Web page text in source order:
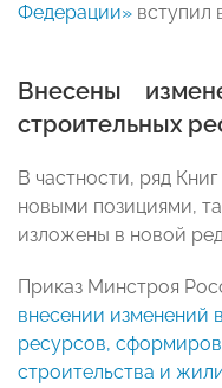
Федерации» вступил
Внесены
строительных
В частности, ряд
новыми позициями,
изложены в новой
Приказ Минстроя
внесении изменений
ресурсов,
строительства и